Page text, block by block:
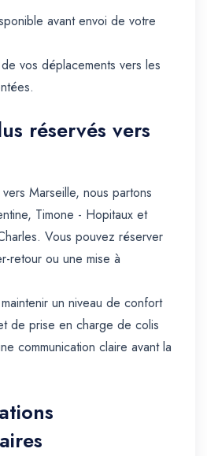
avant envoi de votre
vos déplacements vers les
réservés vers
Marseille, nous partons
Timone - Hopitaux et
Vous pouvez réserver
retour ou une mise à
un niveau de confort
de prise en charge de colis
communication claire avant la